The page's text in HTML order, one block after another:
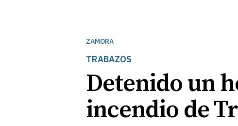
ZAMORA
TRABAZOS
Detenido un
incendio de